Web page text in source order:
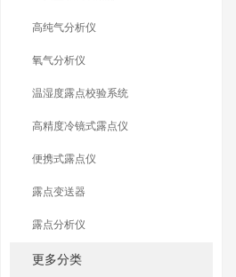
高纯气分析仪
氧气分析仪
温湿度露点校验系统
高精度冷镜式露点仪
便携式露点仪
露点变送器
露点分析仪
更多分类